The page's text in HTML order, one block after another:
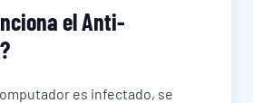
el Anti-
es infectado, se